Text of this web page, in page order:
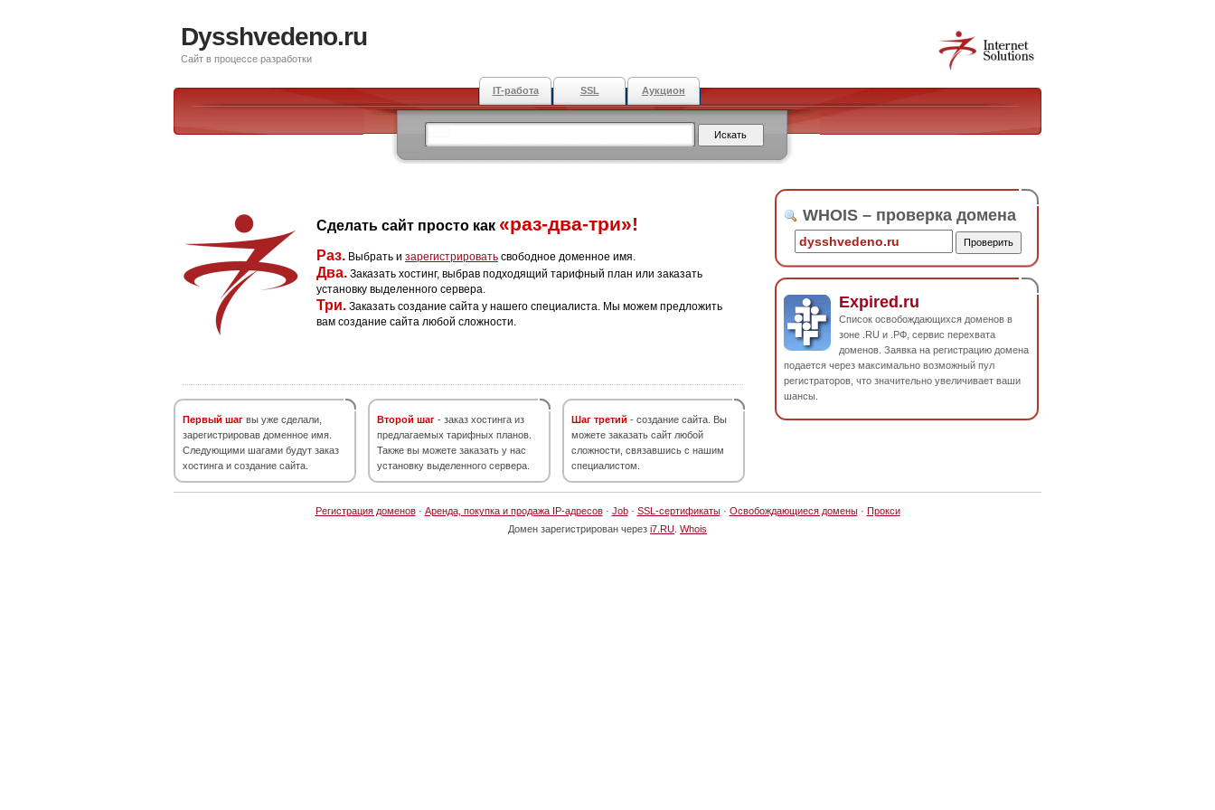
Dysshvedeno.ru
Сайт в процессе разработки
IT-работа SSL Аукцион
Сделать сайт просто как «раз-два-три»!
Раз. Выбрать и зарегистрировать свободное доменное имя.
Два. Заказать хостинг, выбрав подходящий тарифный план или заказать
установку выделенного сервера.
Три. Заказать создание сайта у нашего специалиста. Мы можем предложить
вам создание сайта любой сложности.
Первый шаг вы уже сделали,
зарегистрировав доменное имя.
Следующими шагами будут заказ
хостинга и создание сайта.
Второй шаг - заказ хостинга из
предлагаемых тарифных планов.
Также вы можете заказать у нас
установку выделенного сервера.
Шаг третий - создание сайта. Вы
можете заказать сайт любой
сложности, связавшись с нашим
специалистом.
WHOIS – проверка домена
Expired.ru
Список освобождающихся доменов в
зоне .RU и .РФ, сервис перехвата
доменов. Заявка на регистрацию домена
подается через максимально возможный пул
регистраторов, что значительно увеличивает ваши
шансы.
Регистрация доменов· Аренда, покупка и продажа IP-адресов· Job· SSL-сертификаты· Освобождающиеся домены· Прокси
Домен зарегистрирован через i7.RU Whois